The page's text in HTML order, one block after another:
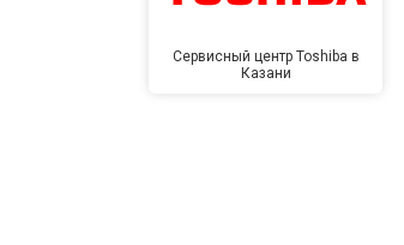
Сервисный центр Toshiba в
Казани